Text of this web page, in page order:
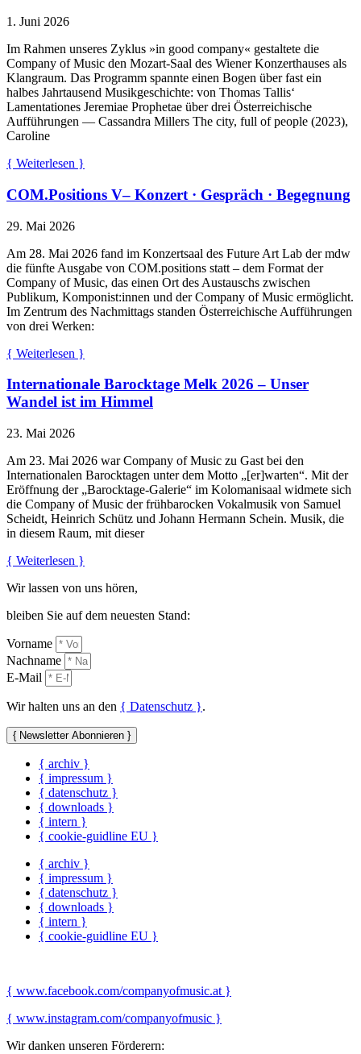
1. Juni 2026
Im Rahmen unseres Zyklus »in good company« gestaltete die
Company of Music den Mozart-Saal des Wiener Konzerthauses als
Klangraum. Das Programm spannte einen Bogen über fast ein
halbes Jahrtausend Musikgeschichte: von Thomas Tallis‘
Lamentationes Jeremiae Prophetae über drei Österreichische
Aufführungen — Cassandra Millers The city, full of people (2023),
Caroline
{ Weiterlesen }
COM.Positions V– Konzert · Gespräch · Begegnung
29. Mai 2026
Am 28. Mai 2026 fand im Konzertsaal des Future Art Lab der mdw
die fünfte Ausgabe von COM.positions statt – dem Format der
Company of Music, das einen Ort des Austauschs zwischen
Publikum, Komponist:innen und der Company of Music ermöglicht.
Im Zentrum des Nachmittags standen Österreichische Aufführungen
von drei Werken:
{ Weiterlesen }
Internationale Barocktage Melk 2026 – Unser
Wandel ist im Himmel
23. Mai 2026
Am 23. Mai 2026 war Company of Music zu Gast bei den
Internationalen Barocktagen unter dem Motto „[er]warten“. Mit der
Eröffnung der „Barocktage-Galerie“ im Kolomanisaal widmete sich
die Company of Music der frühbarocken Vokalmusik von Samuel
Scheidt, Heinrich Schütz und Johann Hermann Schein. Musik, die
in diesem Raum, mit dieser
{ Weiterlesen }
Wir lassen von uns hören,
bleiben Sie auf dem neuesten Stand:
Vorname
Nachname
E-Mail
Wir halten uns an den { Datenschutz }.
{ Newsletter Abonnieren }
{ archiv }
{ impressum }
{ datenschutz }
{ downloads }
{ intern }
{ cookie-guidline EU }
{ archiv }
{ impressum }
{ datenschutz }
{ downloads }
{ intern }
{ cookie-guidline EU }
{ www.facebook.com/companyofmusic.at }
{ www.instagram.com/companyofmusic }
Wir danken unseren Förderern: